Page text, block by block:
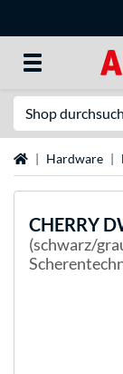
StartseiteHardware
CHERRY
(schwarz/